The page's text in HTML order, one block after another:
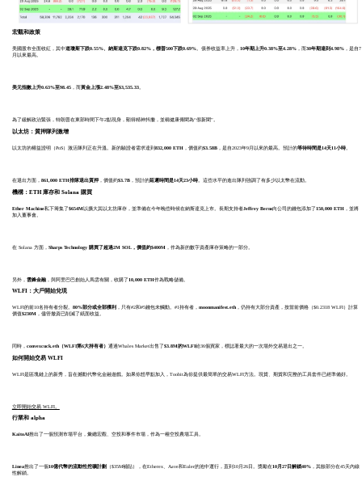
宏觀和政策
美國股市全面收紅，其中道瓊斯下跌0.55%、納斯達克下跌0.82%，標普500下跌0.69%。債券收益率上升， 10年期上升0.38%至4.28%，而 30年期達到4.98%，是自7
月以來最高。
美元指數上升0.63%至98.45，而 黃金上漲2.48%至$3,535.33。
為了緩解政治緊張，特朗普在東部時間下午2點現身，顯得精神抖擻，並稱健康傳聞為“假新聞”。
以太坊：質押隊列激增
以太坊的權益證明（PoS）激活隊列正在升溫。新的驗證者需求達到832,000 ETH，價值約$3.58B，是自2023年9月以來的最高。預計的等待時間是14天11小時。
在退出方面， 861,000 ETH排隊退出質押，價值約$3.7B，預計的延遲時間是14天23小時。這些水平的進出隊列強調了有多少以太幣在流動。
機構：ETH 庫存和 Solana 購買
Ether Machine私下籌集了$654M以擴大其以太坊庫存，並準備在今年晚些時候在納斯達克上市。長期支持者Jeffrey Berns向公司的錢包添加了150,000 ETH，並將
加入董事會。
在 Solana 方面， Sharps Technology 購買了超過2M SOL，價值約$400M，作為新的數字資產庫存策略的一部分。
另外， 雲鋒金融，與阿里巴巴創始人馬雲有關，收購了10,000 ETH作為戰略儲備。
WLFI：大戶開始兌現
WLFI的前10名持有者分裂。 80%部分或全部獲利 ，只有#2和#5錢包未觸動。#1持有者， moonmanifest.eth，仍持有大部分資產，按當前價格（$0.2318 WLFI）計算
價值$230M，儘管撤資已削減了紙面收益。
同時， convexcuck.eth（WLFI第6大持有者） 通過Whales Market出售了$3.8M的WLFI給36個買家，標誌著最大的一次場外交易退出之一。
如何開始交易 WLFI
WLFI是區塊鏈上的新秀，旨在撼動代幣化金融遊戲。如果你想早點加入，Toobit為你提供最簡單的交易WLFI方法。現貨、期貨和完整的工具套件已經準備好。
立即開始交易 WLFI。
行業和 alpha
KaitoAI推出了一個預測市場平台，彙總宏觀、空投和事件市場，作為一種空投農場工具。
Linea推出了一個10億代幣的流動性挖礦計劃 （$35M補貼），在Etherex、Aave和Euler的池中運行，直到10月26日。獎勵在10月27日解鎖40%，其餘部分在45天內線
性解鎖。